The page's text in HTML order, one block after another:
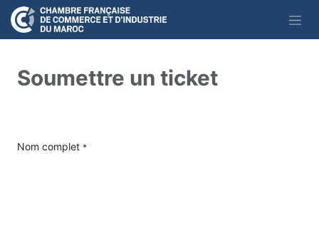
Se rendre au contenu
Soumettre un ticket
Nom complet *